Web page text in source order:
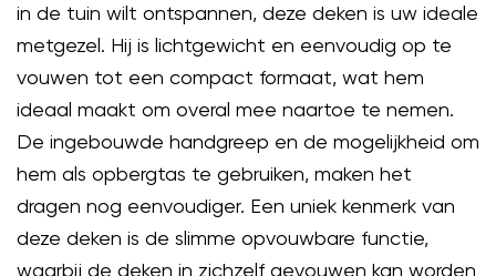
in de tuin wilt ontspannen, deze deken is uw ideale
metgezel. Hij is lichtgewicht en eenvoudig op te
vouwen tot een compact formaat, wat hem
ideaal maakt om overal mee naartoe te nemen.
De ingebouwde handgreep en de mogelijkheid om
hem als opbergtas te gebruiken, maken het
dragen nog eenvoudiger. Een uniek kenmerk van
deze deken is de slimme opvouwbare functie,
waarbij de deken in zichzelf gevouwen kan worden